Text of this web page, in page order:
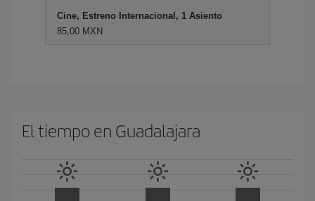
Cine, Estreno Internacional, 1 Asiento
85,00 MXN
El tiempo en Guadalajara